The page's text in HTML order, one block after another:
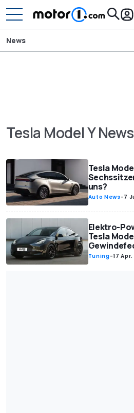
News
Tesla Model Y News
Tesla
uns?
Auto News-7
Elektro-
Tesla
Tuning-17 Apr.